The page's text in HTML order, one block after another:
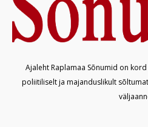
Ajaleht Raplamaa Sõnumid on
poliitiliselt ja majanduslikult